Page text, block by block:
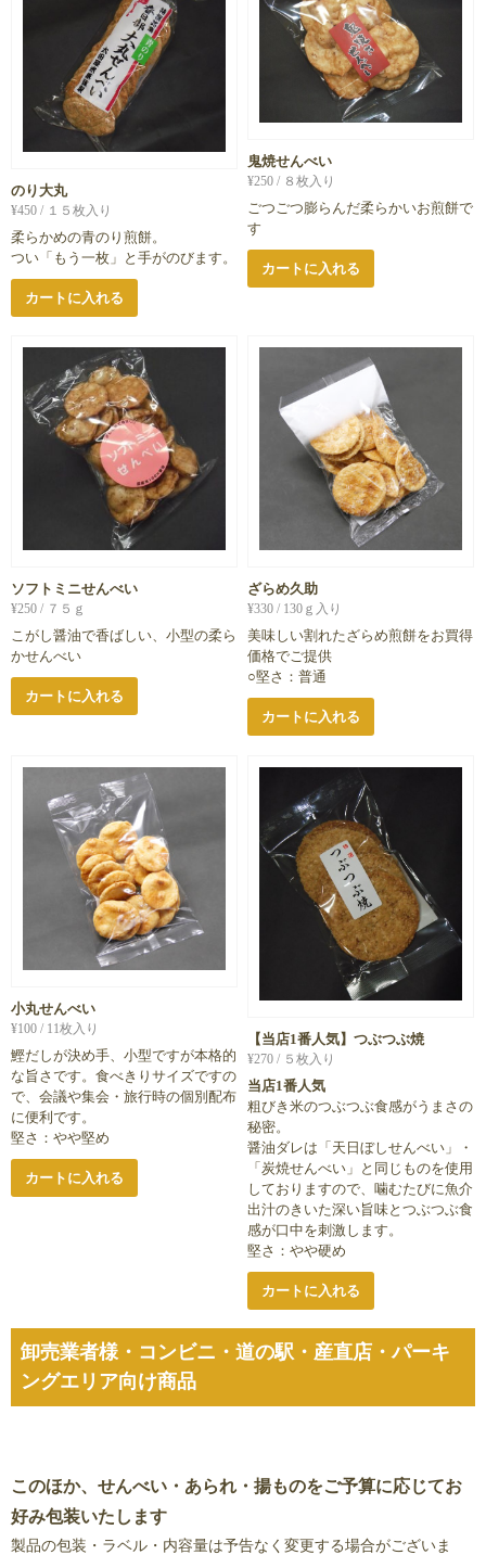
のり大丸
¥450 / １５枚入り
柔らかめの青のり煎餅。
つい「もう一枚」と手がのびます。
カートに入れる
鬼焼せんべい
¥250 / ８枚入り
ごつごつ膨らんだ柔らかいお煎餅で
す
カートに入れる
ソフトミニせんべい
¥250 / ７５ｇ
こがし醤油で香ばしい、小型の柔ら
かせんべい
カートに入れる
ざらめ久助
¥330 / 130ｇ入り
美味しい割れたざらめ煎餅をお買得
価格でご提供
○堅さ：普通
カートに入れる
小丸せんべい
¥100 / 11枚入り
鰹だしが決め手、小型ですが本格的
な旨さです。食べきりサイズですの
で、会議や集会・旅行時の個別配布
に便利です。
堅さ：やや堅め
カートに入れる
【当店1番人気】つぶつぶ焼
¥270 / ５枚入り
当店1番人気
粗びき米のつぶつぶ食感がうまさの
秘密。
醤油ダレは「天日ぼしせんべい」・
「炭焼せんべい」と同じものを使用
しておりますので、噛むたびに魚介
出汁のきいた深い旨味とつぶつぶ食
感が口中を刺激します。
堅さ：やや硬め
カートに入れる
卸売業者様・コンビニ・道の駅・産直店・パーキ
ングエリア向け商品
このほか、せんべい・あられ・揚ものをご予算に応じてお
好み包装いたします
製品の包装・ラベル・内容量は予告なく変更する場合がございま